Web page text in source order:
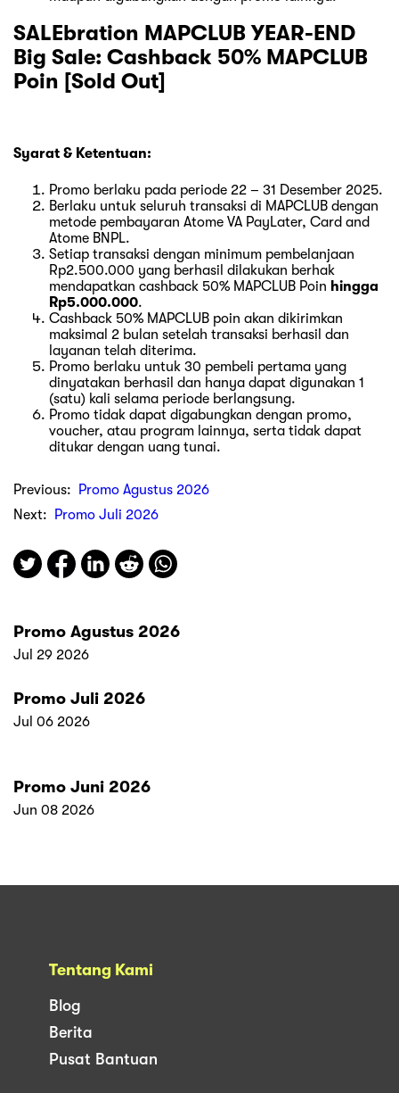
SALEbration MAPCLUB YEAR-END
Big Sale: Cashback 50% MAPCLUB
Poin [Sold Out]
Syarat & Ketentuan:
Promo berlaku pada periode 22 – 31 Desember 2025.
Berlaku untuk seluruh transaksi di MAPCLUB dengan
metode pembayaran Atome VA PayLater, Card and
Atome BNPL.
Setiap transaksi dengan minimum pembelanjaan
Rp2.500.000 yang berhasil dilakukan berhak
mendapatkan cashback 50% MAPCLUB Poin hingga
Rp5.000.000.
Cashback 50% MAPCLUB poin akan dikirimkan
maksimal 2 bulan setelah transaksi berhasil dan
layanan telah diterima.
Promo berlaku untuk 30 pembeli pertama yang
dinyatakan berhasil dan hanya dapat digunakan 1
(satu) kali selama periode berlangsung.
Promo tidak dapat digabungkan dengan promo,
voucher, atau program lainnya, serta tidak dapat
ditukar dengan uang tunai.
Previous:
Promo Agustus 2026
Next:
Promo Juli 2026
Promo Agustus 2026
Jul 29 2026
Promo Juli 2026
Jul 06 2026
Promo Juni 2026
Jun 08 2026
Tentang Kami
Blog
Berita
Pusat Bantuan